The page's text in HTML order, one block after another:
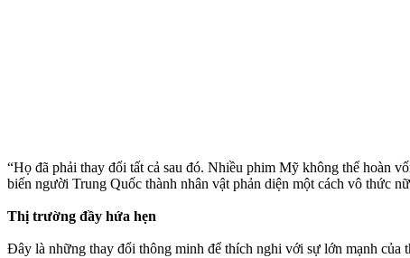
“Họ đã phải thay đổi tất cả sau đó. Nhiều phim Mỹ không thể hoàn
biến người Trung Quốc thành nhân vật phản diện một cách vô thức
Thị trường đầy hứa hẹn
Đây là những thay đổi thông minh để thích nghi với sự lớn mạnh của